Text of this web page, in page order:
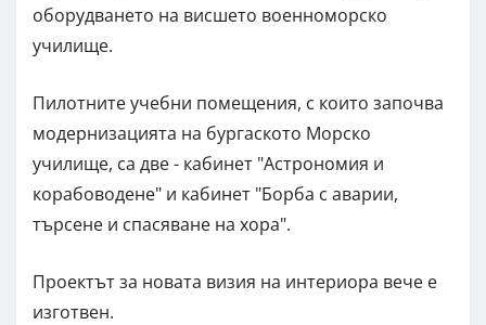
оборудването на висшето военноморско
училище.
Пилотните учебни помещения, с които започва
модернизацията на бургаското Морско
училище, са две - кабинет "Астрономия и
корабоводене" и кабинет "Борба с аварии,
търсене и спасяване на хора".
Проектът за новата визия на интериора вече е
изготвен.